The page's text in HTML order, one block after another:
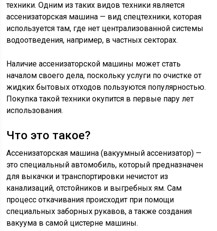
техники. Одним из таких видов техники является
ассенизаторская машина — вид спецтехники, которая
используется там, где нет централизованной системы
водоотведения, например, в частных секторах.
Наличие ассенизаторской машины может стать
началом своего дела, поскольку услуги по очистке от
жидких бытовых отходов пользуются популярностью.
Покупка такой техники окупится в первые пару лет
использования.
Что это такое?
Ассенизаторская машина (вакуумный ассенизатор) —
это специальный автомобиль, который предназначен
для выкачки и транспортировки нечистот из
канализаций, отстойников и выгребных ям. Сам
процесс откачивания происходит при помощи
специальных заборных рукавов, а также создания
вакуума в самой цистерне машины.